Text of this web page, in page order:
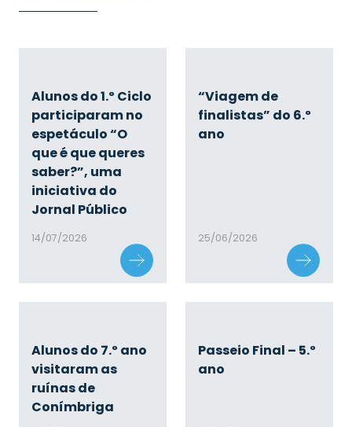
Alunos do 1.º Ciclo
participaram no
espetáculo “O
que é que queres
saber?”, uma
iniciativa do
Jornal Público
14/07/2026
“Viagem de
finalistas” do 6.º
ano
25/06/2026
Alunos do 7.º ano
visitaram as
ruínas de
Conímbriga
Passeio Final – 5.º
ano